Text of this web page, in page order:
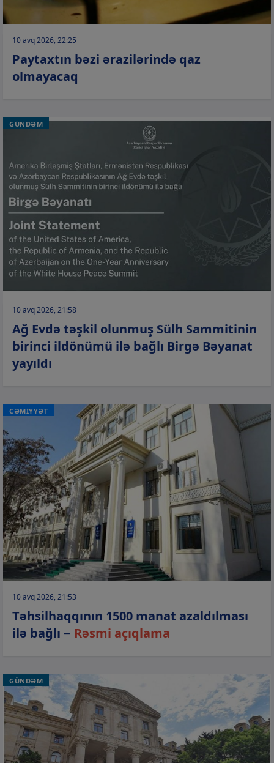
10 avq 2026, 22:25
Paytaxtın bəzi ərazilərində qaz
olmayacaq
GÜNDƏM
10 avq 2026, 21:58
Ağ Evdə təşkil olunmuş Sülh Sammitinin
birinci ildönümü ilə bağlı Birgə Bəyanat
yayıldı
CƏMİYYƏT
10 avq 2026, 21:53
Təhsilhaqqının 1500 manat azaldılması
ilə bağlı − Rəsmi açıqlama
GÜNDƏM